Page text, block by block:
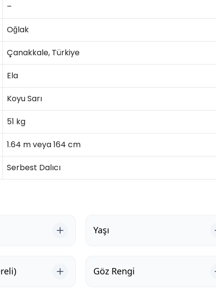
–
Oğlak
Çanakkale, Türkiye
Ela
Koyu Sarı
51 kg
1.64 m veya 164 cm
Serbest Dalıcı
Yaşı
Göz Rengi